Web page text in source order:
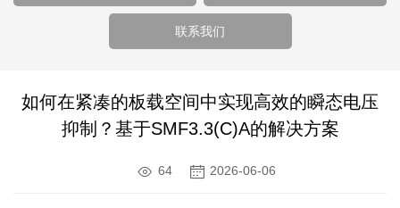
联系我们
如何在紧凑的板载空间中实现高效的瞬态电压
抑制？基于SMF3.3(C)A的解决方案
64 2026-06-06